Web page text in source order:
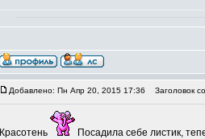
Добавлено: Пн Апр 20, 2015 17:36 Заголовок
Красотень Посадила себе листик,